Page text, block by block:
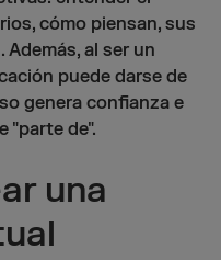
cómo piensan, sus
al ser un
puede darse de
genera confianza e
"parte de".
una